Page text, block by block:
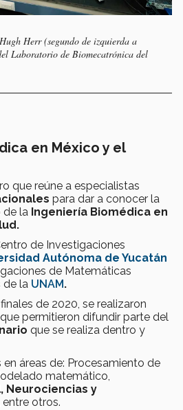
Herr (segundo de izquierda a
Laboratorio de Biomecatrónica del
en México y el
que reúne a especialistas
para dar a conocer la
de la Ingeniería Biomédica en
de Investigaciones
Autónoma de Yucatán
de Matemáticas
de la UNAM.
de 2020, se realizaron
permitieron difundir parte del
que se realiza dentro y
áreas de: Procesamiento de
matemático,
Neurociencias y
entre otros.